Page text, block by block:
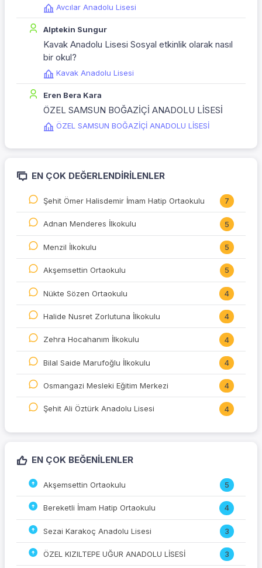
Avcılar Anadolu Lisesi
Alptekin Sungur
Kavak Anadolu Lisesi Sosyal etkinlik olarak nasıl
bir okul?
Kavak Anadolu Lisesi
Eren Bera Kara
ÖZEL SAMSUN BOĞAZİÇİ ANADOLU LİSESİ
ÖZEL SAMSUN BOĞAZİÇİ ANADOLU LİSESİ
EN ÇOK DEĞERLENDIRILENLER
Şehit Ömer Halisdemir İmam Hatip Ortaokulu 7
Adnan Menderes İlkokulu 5
Menzil İlkokulu 5
Akşemsettin Ortaokulu 5
Nükte Sözen Ortaokulu 4
Halide Nusret Zorlutuna İlkokulu 4
Zehra Hocahanım İlkokulu 4
Bilal Saide Marufoğlu İlkokulu 4
Osmangazi Mesleki Eğitim Merkezi 4
Şehit Ali Öztürk Anadolu Lisesi 4
EN ÇOK BEĞENILENLER
Akşemsettin Ortaokulu 5
Bereketli İmam Hatip Ortaokulu 4
Sezai Karakoç Anadolu Lisesi 3
ÖZEL KIZILTEPE UĞUR ANADOLU LİSESİ 3